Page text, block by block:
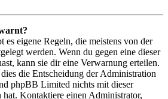
es eigene Regeln, die meistens von der
werden. Wenn du gegen eine dieser
kann sie dir eine Verwarnung erteilen.
die Entscheidung der Administration
phpBB Limited nichts mit dieser
Kontaktiere einen Administrator,